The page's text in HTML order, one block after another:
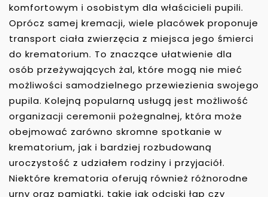
komfortowym i osobistym dla właścicieli pupili.
Oprócz samej kremacji, wiele placówek proponuje
transport ciała zwierzęcia z miejsca jego śmierci
do krematorium. To znaczące ułatwienie dla
osób przeżywających żal, które mogą nie mieć
możliwości samodzielnego przewiezienia swojego
pupila. Kolejną popularną usługą jest możliwość
organizacji ceremonii pożegnalnej, która może
obejmować zarówno skromne spotkanie w
krematorium, jak i bardziej rozbudowaną
uroczystość z udziałem rodziny i przyjaciół.
Niektóre krematoria oferują również różnorodne
urny oraz pamiątki, takie jak odciski łap czy